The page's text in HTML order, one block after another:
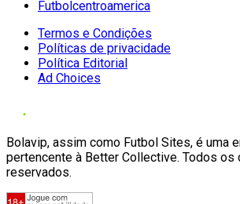
Futbolcentroamerica
Termos e Condições
Políticas de privacidade
Política Editorial
Ad Choices
Bolavip, assim como Futbol Sites, é uma
pertencente à Better Collective. Todos os
reservados.